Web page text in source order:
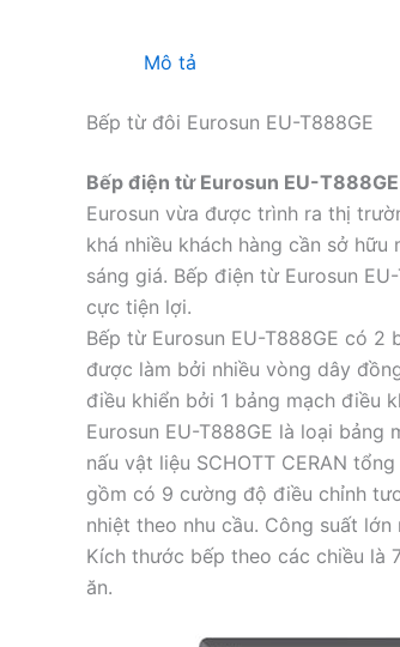
Mô tả
Bếp từ đôi Eurosun EU-T888GE
Bếp điện từ Eurosun EU-T888GE
Eurosun vừa được trình ra thị
khá nhiều khách hàng cần sở hữu
sáng giá. Bếp điện từ Eurosun
cực tiện lợi.
Bếp từ Eurosun EU-T888GE có
được làm bởi nhiều vòng dây
điều khiển bởi 1 bảng mạch điều
Eurosun EU-T888GE là loại
nấu vật liệu SCHOTT CERAN
gồm có 9 cường độ điều chỉnh
nhiệt theo nhu cầu. Công suất
Kích thước bếp theo các chiều
ăn.